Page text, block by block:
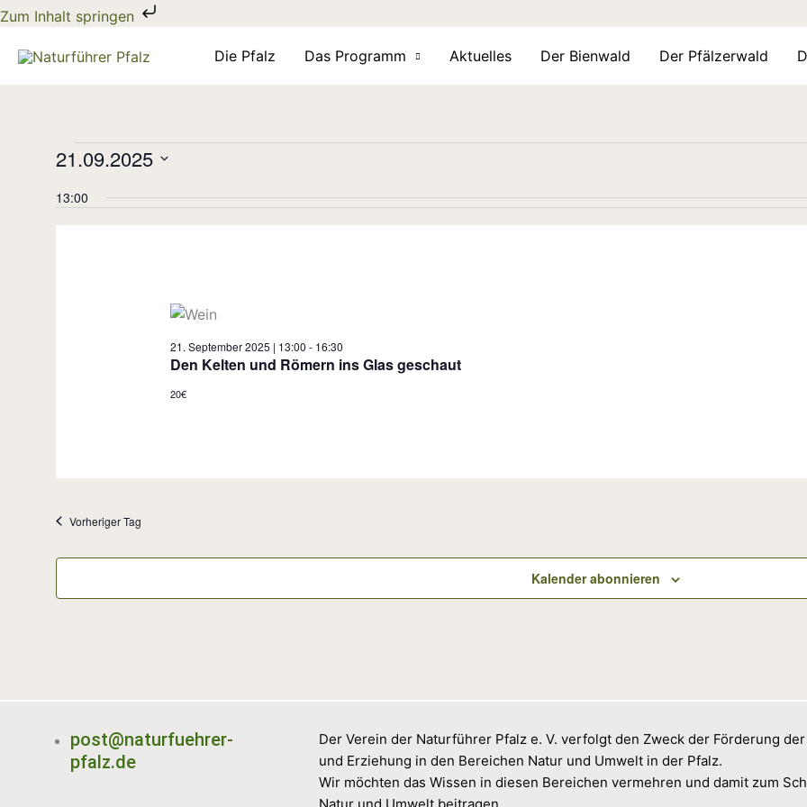
Zum Inhalt springen
Zum
springen
Die Pfalz Das Programm Aktuelles Der Bienwald Der Pfälzerwald
Veranstaltungen
21.
21.09.2025
wählen.
13:00
Den Kelten und Römern ins Glas geschaut
21. September 2025 | 13:00 - 16:30
20€
Vorheriger Tag
Kalender abonnieren
post@naturfuehrer-
pfalz.de
Der Verein der Naturführer Pfalz e. V. verfolgt den Zweck der Förderung
und Erziehung in den Bereichen Natur und Umwelt in der Pfalz.
Wir möchten das Wissen in diesen Bereichen vermehren und damit zum
Natur und Umwelt beitragen.